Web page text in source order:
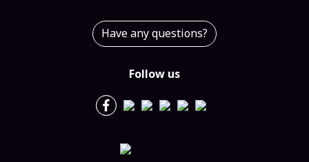
Have any questions?
Follow us